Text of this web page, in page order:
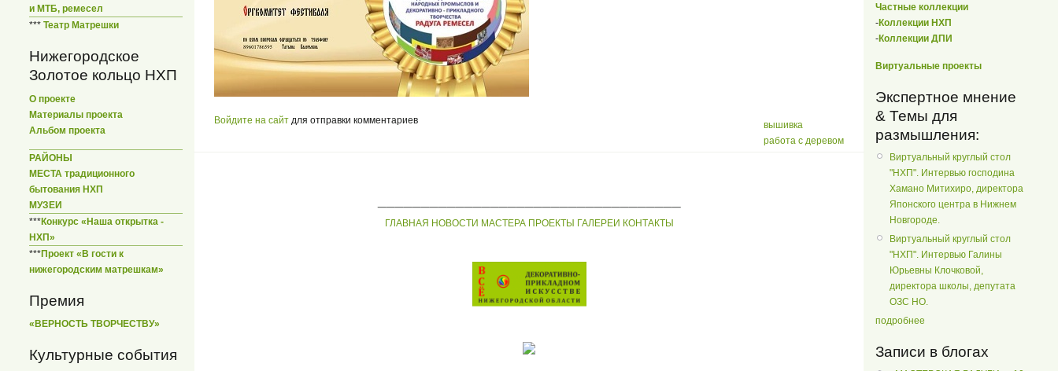
и МТБ, ремесел
*** Театр Матрешки
Нижегородское
Золотое кольцо НХП
О проекте
Материалы проекта
Альбом проекта
РАЙОНЫ
МЕСТА традиционного
бытования НХП
МУЗЕИ
***Конкурс «Наша открытка -
НХП»
***Проект «В гости к
нижегородским матрешкам»
Премия
«ВЕРНОСТЬ ТВОРЧЕСТВУ»
Культурные события
вышивка
работа с деревом
Войдите на сайт для отправки комментариев
ГЛАВНАЯ НОВОСТИ МАСТЕРА ПРОЕКТЫ ГАЛЕРЕИ КОНТАКТЫ
Частные коллекции
-Коллекции НХП
-Коллекции ДПИ
Виртуальные проекты
Экспертное мнение
& Темы для
размышления:
Виртуальный круглый стол
"НХП". Интервью господина
Хамано Митихиро, директора
Японского центра в Нижнем
Новгороде.
Виртуальный круглый стол
"НХП". Интервью Галины
Юрьевны Клочковой,
директора школы, депутата
ОЗС НО.
подробнее
Записи в блогах